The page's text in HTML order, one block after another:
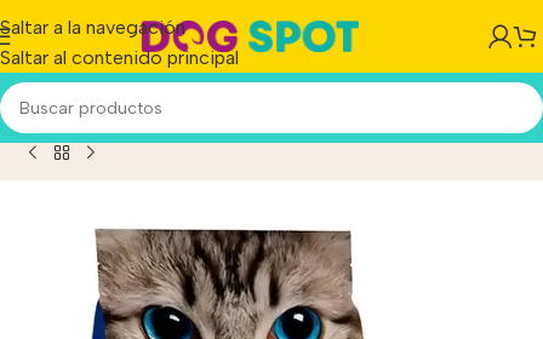
Saltar a la navegación
Saltar al contenido principal
Sanitarias Aglomerantes Odourlock clasica X 6 Kg